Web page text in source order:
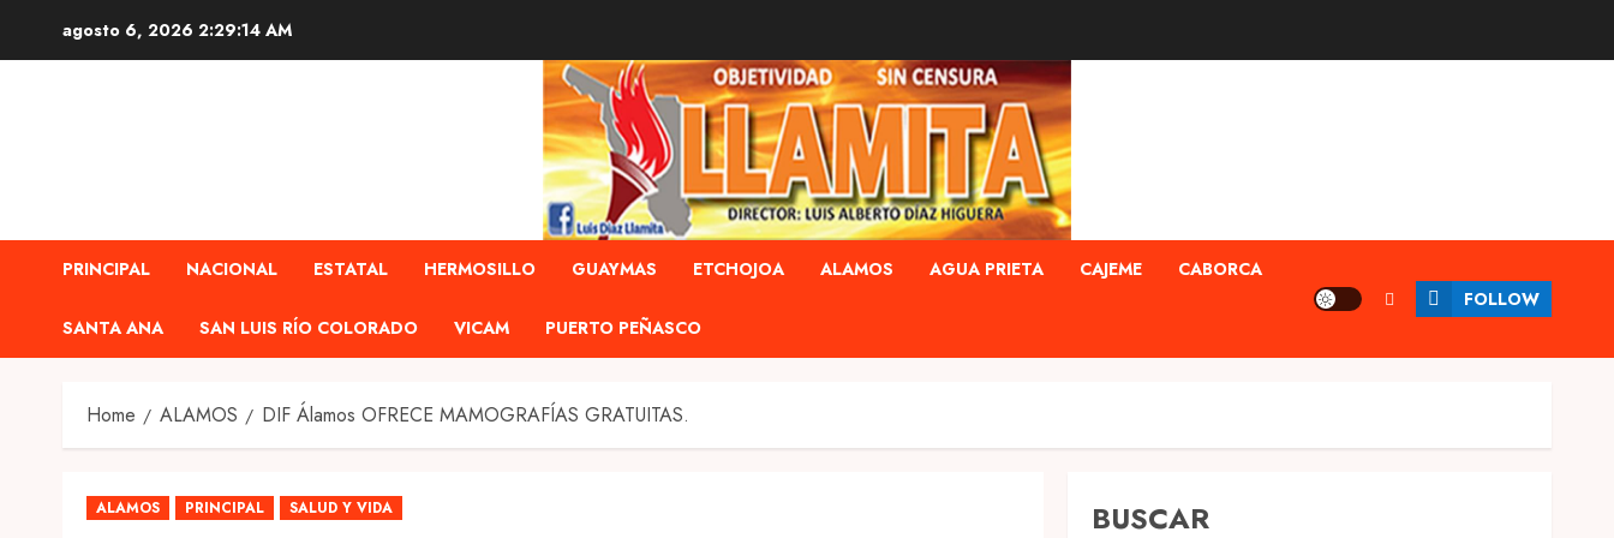
agosto 6, 2026 2:29:15 AM
PRINCIPAL NACIONAL ESTATAL HERMOSILLO GUAYMAS ETCHOJOA ALAMOS AGUA PRIETA CAJEME CABORCA
SANTA ANA SAN LUIS RÍO COLORADO VICAM PUERTO PEÑASCO
FOLLOW
Home ALAMOS DIF Álamos OFRECE MAMOGRAFÍAS GRATUITAS.
ALAMOS PRINCIPAL SALUD Y VIDA BUSCAR